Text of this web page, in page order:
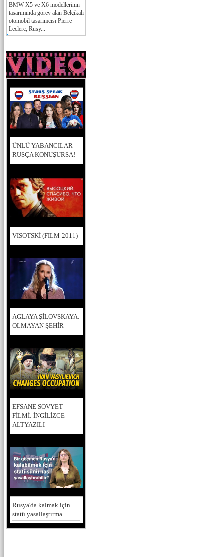
BMW X5 ve X6 modellerinin
tasarımında görev alan Belçikalı
otomobil tasarımcısı Pierre
Leclerc, Rusy...
ÜNLÜ YABANCILAR
RUSÇA KONUŞURSA!
VISOTSKİ (FILM-2011)
AGLAYA ŞİLOVSKAYA:
OLMAYAN ŞEHİR
EFSANE SOVYET
FİLMİ: İNGİLİZCE
ALTYAZILI
Rusya'da kalmak için
statü yasallaştırma